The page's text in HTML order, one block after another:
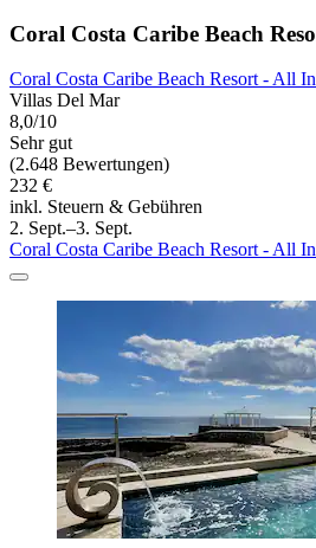
Coral Costa Caribe Beach
Coral Costa Caribe Beach Resort - All
Villas Del Mar
8,0/10
Sehr gut
(2.648 Bewertungen)
232 €
inkl. Steuern & Gebühren
2. Sept.–3. Sept.
Coral Costa Caribe Beach Resort - All